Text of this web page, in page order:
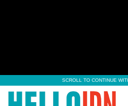
SCROLL TO CONTINUE